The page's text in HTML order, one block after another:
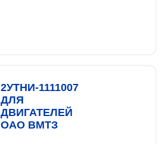
2УТНИ-1111007
ДЛЯ
ДВИГАТЕЛЕЙ
ОАО ВМТЗ